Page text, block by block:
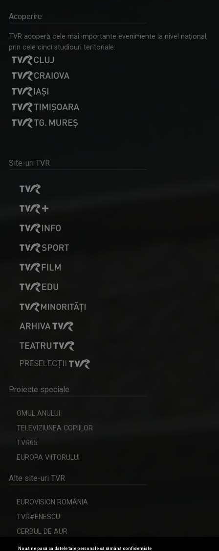
Acoperire
TVR acoperă cele mai importante evenimente la nivel naţional,
prin cele cinci studiouri teritoriale:
Site-uri TVR
PRESELECȚII
Proiecte speciale
OMUL ANULUI
TELEVIZIUNEA COPIILOR
TVR65
EUROPA VIITORULUI
Alte site-uri TVR
EUROVISION ROMÂNIA
TVR#ENESCU
CERBUL DE AUR
Nouă ne pasă ca datele tale personale să rămână confidențiale